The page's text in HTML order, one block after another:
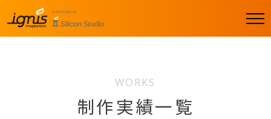
men
WORKS
制作実績一覧